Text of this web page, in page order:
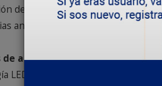
de artefactos de alumbrado
antiguas, siempre y cuando
alumbrar con lámparas LED
LED posee beneficios en su